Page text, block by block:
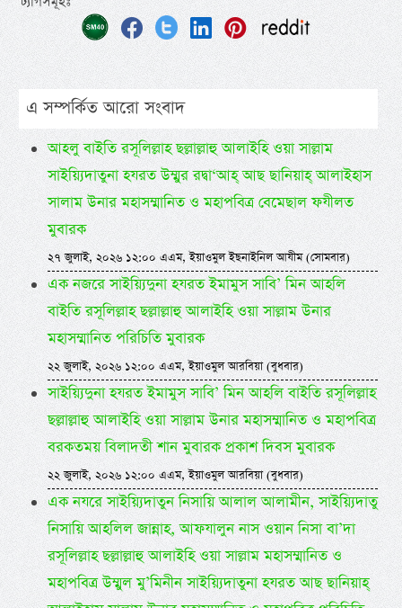
এ সম্পর্কিত আরো সংবাদ
আহলু বাইতি রসূলিল্লাহ ছল্লাল্লাহু আলাইহি ওয়া সাল্লাম
সাইয়্যিদাতুনা হযরত উম্মুর রদ্বা‘আহ্ আছ ছানিয়াহ্ আলাইহাস
সালাম উনার মহাসম্মানিত ও মহাপবিত্র বেমেছাল ফযীলত
মুবারক
২৭ জুলাই, ২০২৬ ১২:০০ এএম, ইয়াওমুল ইছনাইনিল আযীম (সোমবার)
এক নজরে সাইয়্যিদুনা হযরত ইমামুস সাবি’ মিন আহলি
বাইতি রসূলিল্লাহ ছল্লাল্লাহু আলাইহি ওয়া সাল্লাম উনার
মহাসম্মানিত পরিচিতি মুবারক
২২ জুলাই, ২০২৬ ১২:০০ এএম, ইয়াওমুল আরবিয়া (বুধবার)
সাইয়্যিদুনা হযরত ইমামুস সাবি’ মিন আহলি বাইতি রসূলিল্লাহ
ছল্লাল্লাহু আলাইহি ওয়া সাল্লাম উনার মহাসম্মানিত ও মহাপবিত্র
বরকতময় বিলাদতী শান মুবারক প্রকাশ দিবস মুবারক
২২ জুলাই, ২০২৬ ১২:০০ এএম, ইয়াওমুল আরবিয়া (বুধবার)
এক নযরে সাইয়্যিদাতুন নিসায়ি আলাল আলামীন, সাইয়্যিদাতু
নিসায়ি আহলিল জান্নাহ, আফযালুন নাস ওয়ান নিসা বা’দা
রসূলিল্লাহ ছল্লাল্লাহু আলাইহি ওয়া সাল্লাম মহাসম্মানিত ও
মহাপবিত্র উম্মুল মু’মিনীন সাইয়্যিদাতুনা হযরত আছ ছানিয়াহ্